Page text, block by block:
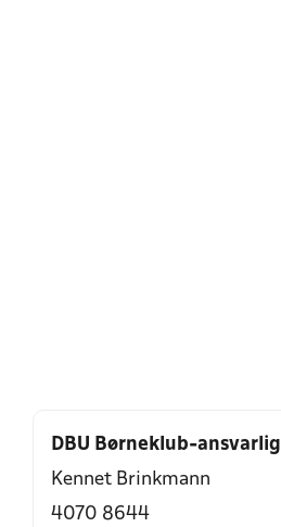
DBU Børneklub-ansvarlig
Kennet Brinkmann
4070 8644